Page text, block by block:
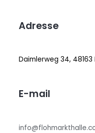
Adresse
Daimlerweg 34, 48163
E-mail